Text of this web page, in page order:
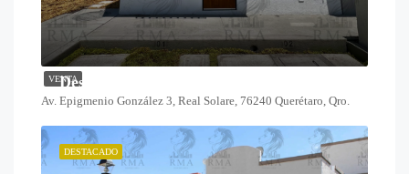
VENTA
Desde $1,825,000
Av. Epigmenio González 3, Real Solare, 76240 Querétaro, Qro.
DESTACADO